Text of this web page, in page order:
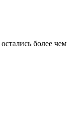
более чем